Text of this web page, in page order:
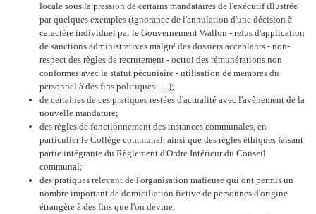
locale sous la pression de certains mandataires de l'exécutif illustrée
par quelques exemples (ignorance de l'annulation d'une décision à
caractère individuel par le Gouvernement Wallon - refus d'application
de sanctions administratives malgré des dossiers accablants - non-
respect des règles de recrutement - octroi des rémunérations non
conformes avec le statut pécuniaire - utilisation de membres du
personnel à des fins politiques - ...);
de certaines de ces pratiques restées d'actualité avec l'avènement de la
nouvelle mandature;
des règles de fonctionnement des instances communales, en
particulier le Collège communal, ainsi que des règles éthiques faisant
partie intégrante du Règlement d'Ordre Intérieur du Conseil
communal;
des pratiques relevant de l'organisation mafieuse qui ont permis un
nombre important de domiciliation fictive de personnes d'origine
étrangère à des fins que l'on devine;